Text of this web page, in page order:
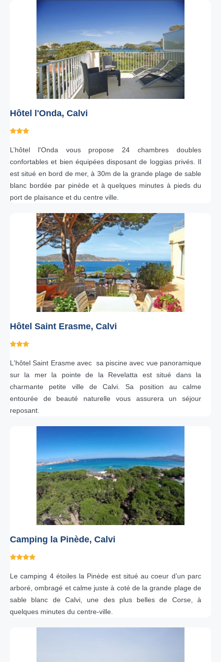
Hôtel l'Onda, Calvi
L’hôtel l'Onda vous propose 24 chambres doubles
confortables et bien équipées disposant de loggias privés. Il
est situé en bord de mer, à 30m de la grande plage de sable
blanc bordée par pinède et à quelques minutes à pieds du
port de plaisance et du centre ville.
Hôtel Saint Erasme, Calvi
L'hôtel Saint Erasme avec sa piscine avec vue panoramique
sur la mer la pointe de la Revelatta est situé dans la
charmante petite ville de Calvi. Sa position au calme
entourée de beauté naturelle vous assurera un séjour
reposant.
Camping la Pinède, Calvi
Le camping 4 étoiles la Pinède est situé au coeur d’un parc
arboré, ombragé et calme juste à coté de la grande plage de
sable blanc de Calvi, une des plus belles de Corse, à
quelques minutes du centre-ville.